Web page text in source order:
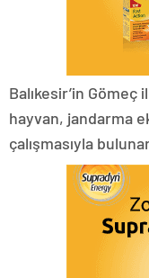
Balıkesir’in
hayvan, jandarma
çalışmasıyla